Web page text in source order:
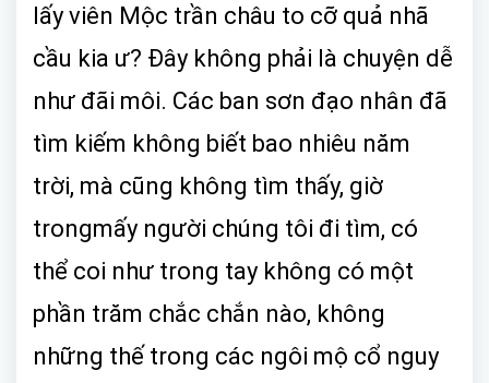
lấy viên Mộc trần châu to cỡ quả nhã
cầu kia ư? Đây không phải là chuyện dễ
như đãi môi. Các ban sơn đạo nhân đã
tìm kiếm không biết bao nhiêu năm
trời, mà cũng không tìm thấy, giờ
trongmấy người chúng tôi đi tìm, có
thể coi như trong tay không có một
phần trăm chắc chắn nào, không
những thế trong các ngôi mộ cổ nguy